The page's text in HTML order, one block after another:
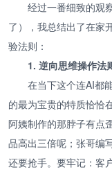
经过一番细致的观
了），我总结出了在家
验法则：
1. 逆向思维操作法
在当下这个连AI都
的最为宝贵的特质恰恰
阿姨制作的那脖子有点
品高出三倍呢；张哥编
还要抢手。要牢记：客